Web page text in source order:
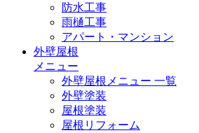
防水工事
雨樋工事
アパート・マンション
外壁屋根
メニュー
外壁屋根メニュー 一覧
外壁塗装
屋根塗装
屋根リフォーム